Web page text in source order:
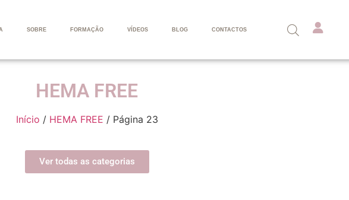
SOBRE FORMAÇÃO VÍDEOS BLOG CONTACTOS
HEMA FREE
Início / HEMA FREE / Página 23
Ver todas as categorias